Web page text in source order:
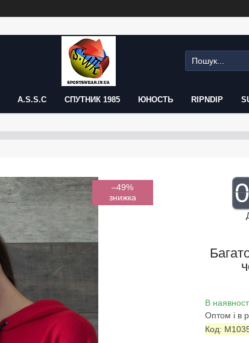
A.S.S.C СПУТНИК 1985 ЮНОСТЬ RIPNDIP
–49%
В
Оптом і в
Код: